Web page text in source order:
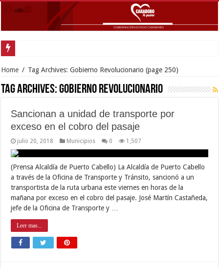
Home / Tag Archives: Gobierno Revolucionario (page 250)
Tag Archives:Gobierno Revolucionario
Sancionan a unidad de transporte por
exceso en el cobro del pasaje
julio 20, 2018 Municipios 0 1,507
(Prensa Alcaldía de Puerto Cabello) La Alcaldía de Puerto Cabello
a través de la Oficina de Transporte y Tránsito, sancionó a un
transportista de la ruta urbana este viernes en horas de la
mañana por exceso en el cobro del pasaje. José Martín Castañeda,
jefe de la Oficina de Transporte y …
Leer mas...